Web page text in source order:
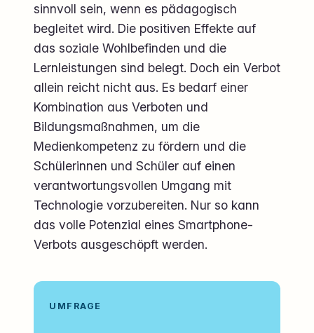
sinnvoll sein, wenn es pädagogisch
begleitet wird. Die positiven Effekte auf
das soziale Wohlbefinden und die
Lernleistungen sind belegt. Doch ein Verbot
allein reicht nicht aus. Es bedarf einer
Kombination aus Verboten und
Bildungsmaßnahmen, um die
Medienkompetenz zu fördern und die
Schülerinnen und Schüler auf einen
verantwortungsvollen Umgang mit
Technologie vorzubereiten. Nur so kann
das volle Potenzial eines Smartphone-
Verbots ausgeschöpft werden.
UMFRAGE